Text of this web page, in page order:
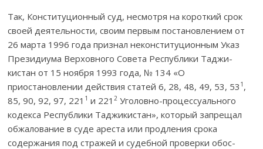
Так, Конституционный суд, несмотря на короткий срок
своей дея­тельности, своим первым постановлением от
26 марта 1996 года признал неконституционным Указ
Пре­зидиума Верховного Совета Республики Тад­жи­
кистан от 15 ноября 1993 года, № 134 «О
приостановлении дей­ствия ста­тей 6, 28, 48, 49, 53, 53 1 ,
85, 90, 92, 97, 221 1 и 2212 Уголовно-про­цес­суального
кодекса Республики Таджикистан», ко­торый запрещал
об­жало­вание в суде ареста или продления срока
содержания под стражей и судебной про­верки обос­